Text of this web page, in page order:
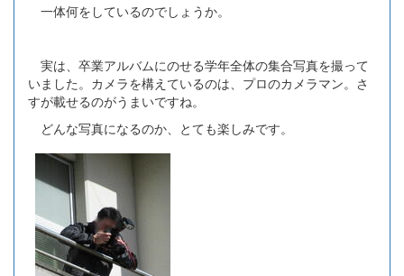
一体何をしているのでしょうか。
実は、卒業アルバムにのせる学年全体の集合写真を撮って
いました。カメラを構えているのは、プロのカメラマン。さ
すが載せるのがうまいですね。
どんな写真になるのか、とても楽しみです。